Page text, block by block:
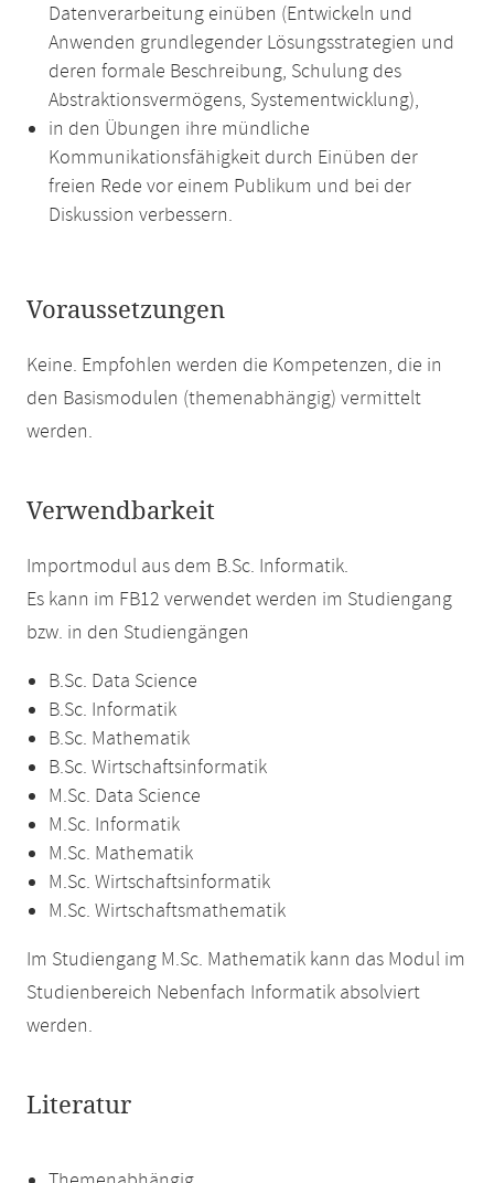
Datenverarbeitung einüben (Entwickeln und
Anwenden grundlegender Lösungsstrategien und
deren formale Beschreibung, Schulung des
Abstraktionsvermögens, Systementwicklung),
in den Übungen ihre mündliche
Kommunikationsfähigkeit durch Einüben der
freien Rede vor einem Publikum und bei der
Diskussion verbessern.
Voraussetzungen
Keine. Empfohlen werden die Kompetenzen, die in
den Basismodulen (themenabhängig) vermittelt
werden.
Verwendbarkeit
Importmodul aus dem B.Sc. Informatik.
Es kann im FB12 verwendet werden im Studiengang
bzw. in den Studiengängen
B.Sc. Data Science
B.Sc. Informatik
B.Sc. Mathematik
B.Sc. Wirtschaftsinformatik
M.Sc. Data Science
M.Sc. Informatik
M.Sc. Mathematik
M.Sc. Wirtschaftsinformatik
M.Sc. Wirtschaftsmathematik
Im Studiengang M.Sc. Mathematik kann das Modul im
Studienbereich Nebenfach Informatik absolviert
werden.
Literatur